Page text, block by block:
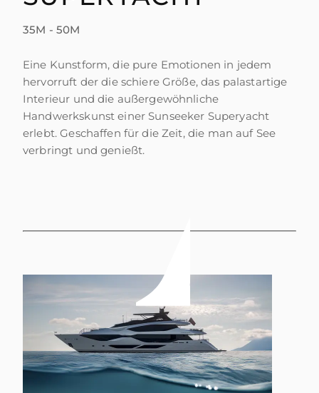
35M - 50M
Eine Kunstform, die pure Emotionen in jedem
hervorruft der die schiere Größe, das palastartige
Interieur und die außergewöhnliche
Handwerkskunst einer Sunseeker Superyacht
erlebt. Geschaffen für die Zeit, die man auf See
verbringt und genießt.